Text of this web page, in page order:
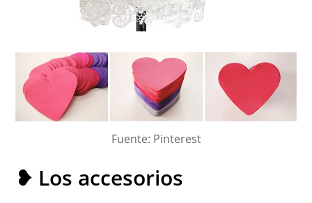
Fuente: Pinterest
❥ Los accesorios